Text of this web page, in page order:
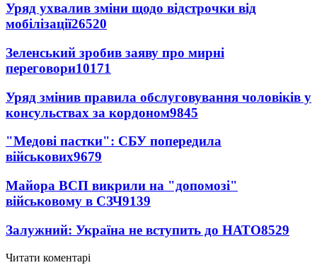
Уряд ухвалив зміни щодо відстрочки від
мобілізації26520
Зеленський зробив заяву про мирні
переговори10171
Уряд змінив правила обслуговування чоловіків у
консульствах за кордоном9845
"Медові пастки": СБУ попередила
військових9679
Майора ВСП викрили на "допомозі"
військовому в СЗЧ9139
Залужний: Україна не вступить до НАТО8529
Читати коментарі